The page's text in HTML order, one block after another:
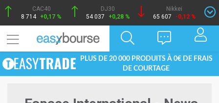
CAC40
8 714 +0,17 %
DJ30
54 037
+0,28 %
Nikkei
65 607
-0,12 %
PLUS DE 20 000 PRODUITS À 0€ DE FRAIS
DE COURTAGE